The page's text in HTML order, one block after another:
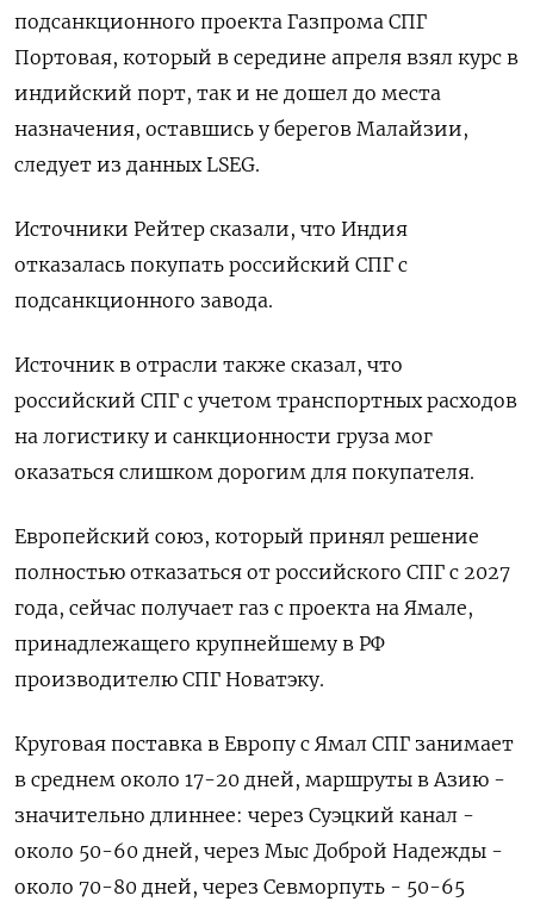
подсанкционного проекта Газпрома СПГ
Портовая, который в середине апреля взял курс в
индийский порт, так и не дошел до места
назначения, оставшись у берегов Малайзии,
следует из данных LSEG.
Источники Рейтер сказали, что Индия
отказалась покупать российский СПГ с
подсанкционного завода.
Источник в отрасли также сказал, что
российский СПГ с учетом транспортных расходов
​на логистику и санкционности груза мог
оказаться слишком дорогим для ​покупателя.
Европейский союз, который принял решение
полностью отказаться от российского СПГ ​с 2027
⁠года, сейчас получает газ с проекта на Ямале,
принадлежащего крупнейшему в РФ
производителю СПГ Новатэку.
Круговая поставка в Европу с Ямал СПГ ‌занимает
в среднем около 17-20 дней, маршруты в Азию -
значительно длиннее: ‌через Суэцкий канал -
около 50-60 дней, через Мыс Доброй Надежды -
около 70-80 дней, через Севморпуть - 50-65